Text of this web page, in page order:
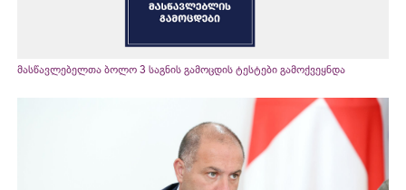
მასწავლებელთა ბოლო 3 საგნის გამოცდის ტესტები გამოქვეყნდა